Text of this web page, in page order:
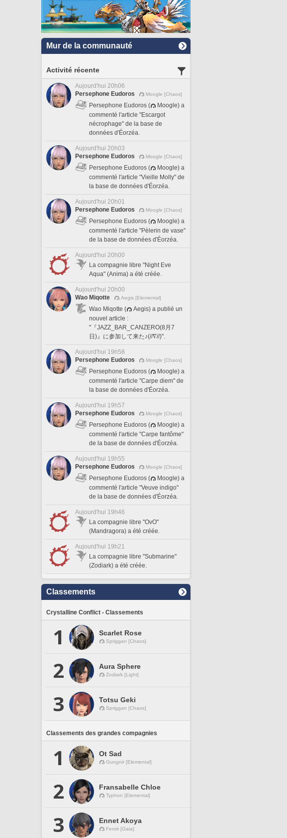
Mur de la communauté
Activité récente
Aujourd'hui 20h06
Persephone Eudoros
Moogle [Chaos]
Persephone Eudoros (
Moogle) a
commenté l'article "Escargot
nécrophage" de la base de
données d'Éorzéa.
Aujourd'hui 20h03
Persephone Eudoros
Moogle [Chaos]
Persephone Eudoros (
Moogle) a
commenté l'article "Vieille Molly" de
la base de données d'Éorzéa.
Aujourd'hui 20h01
Persephone Eudoros
Moogle [Chaos]
Persephone Eudoros (
Moogle) a
commenté l'article "Pèlerin de vase"
de la base de données d'Éorzéa.
Aujourd'hui 20h00
La compagnie libre "Night Eve
Aqua" (Anima) a été créée.
Aujourd'hui 20h00
Wao Miqotte
Aegis [Elemental]
Wao Miqotte (
Aegis) a publié un
nouvel article :
"『JAZZ_BAR_CANZERO(8月7
日)』に参加して来た♪(//∇//)".
Aujourd'hui 19h58
Persephone Eudoros
Moogle [Chaos]
Persephone Eudoros (
Moogle) a
commenté l'article "Carpe diem" de
la base de données d'Éorzéa.
Aujourd'hui 19h57
Persephone Eudoros
Moogle [Chaos]
Persephone Eudoros (
Moogle) a
commenté l'article "Carpe fantôme"
de la base de données d'Éorzéa.
Aujourd'hui 19h55
Persephone Eudoros
Moogle [Chaos]
Persephone Eudoros (
Moogle) a
commenté l'article "Veuve indigo"
de la base de données d'Éorzéa.
Aujourd'hui 19h46
La compagnie libre "OvO"
(Mandragora) a été créée.
Aujourd'hui 19h21
La compagnie libre "Submarine"
(Zodiark) a été créée.
Classements
Crystalline Conflict - Classements
1 Scarlet Rose
Spriggan [Chaos]
2 Aura Sphere
Zodiark [Light]
3 Totsu Geki
Spriggan [Chaos]
Classements des grandes compagnies
1 Ot Sad
Gungnir [Elemental]
2 Fransabelle Chloe
Typhon [Elemental]
3 Ennet Akoya
Fenrir [Gaia]